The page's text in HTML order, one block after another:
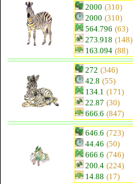
2000 (310)
2000 (310)
564.796 (63)
273.918 (148)
163.094 (88)
272 (346)
42.8 (55)
134.1 (171)
22.87 (30)
666.6 (847)
646.6 (723)
44.46 (50)
666.6 (746)
200.4 (224)
14.88 (17)